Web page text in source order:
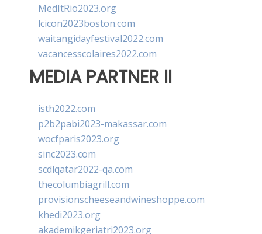
MedItRio2023.org
lcicon2023boston.com
waitangidayfestival2022.com
vacancesscolaires2022.com
MEDIA PARTNER II
isth2022.com
p2b2pabi2023-makassar.com
wocfparis2023.org
sinc2023.com
scdlqatar2022-qa.com
thecolumbiagrill.com
provisionscheeseandwineshoppe.com
khedi2023.org
akademikgeriatri2023.org